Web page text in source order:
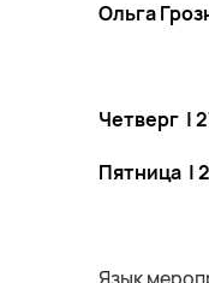
Ольга
Четверг |
Пятница |